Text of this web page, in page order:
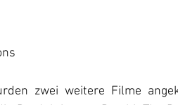
zwei weitere Filme